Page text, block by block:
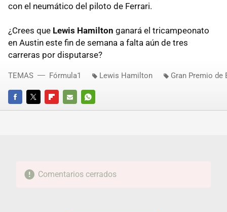
con el neumático del piloto de Ferrari.
¿Crees que Lewis Hamilton ganará el tricampeonato
en Austin este fin de semana a falta aún de tres
carreras por disputarse?
FACEBOOKTWITTERFLIPBOARD
E-
WHATSAPP
TEMAS Fórmula1 Lewis Hamilton Gran Premio de
Comentarios cerrados